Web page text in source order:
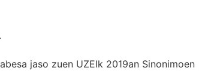
jaso zuen UZEIk 2019an Sinonimoen